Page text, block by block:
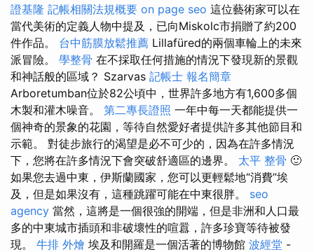
證基隆 記帳相關法規概要 on page seo 這位藝術家可以在
當代美術的定義人物中提及，已向Miskolc市捐贈了約200
件作品。 台中筋膜放鬆推薦 Lillafüred的兩個車輪上的未來
派冒險。 學整骨 在不採取任何措施的情況下發現新的景觀
和神話般的區域？ Szarvas 記帳士 報名簡章
Arboretumban位於82公頃中，世界許多地方有1,600多個
木製和灌木噪音。 第二專長證照 一年中每一天都能提供一
個神奇的景象的花園，等待自然愛好者提供許多其他節目和
示範。 對徒步旅行的渴望是必不可少的，因為在許多情況
下，您將在許多情況下會突破舒適區的邊界。 太平 整骨 🙂
如果您去過中東，伊斯蘭國家，您可以更輕鬆地“消費”埃
及，但是如果沒有，這種跳躍可能在中東很胖。 seo
agency 當然，這將是一個很強的開端，但是非洲和人口最
多的中東城市插頭和非破壞性的喧囂，許多珍寶等待被發
現。 牛排 外燴 埃及和開羅是一個活著的博物館 波經堂 -